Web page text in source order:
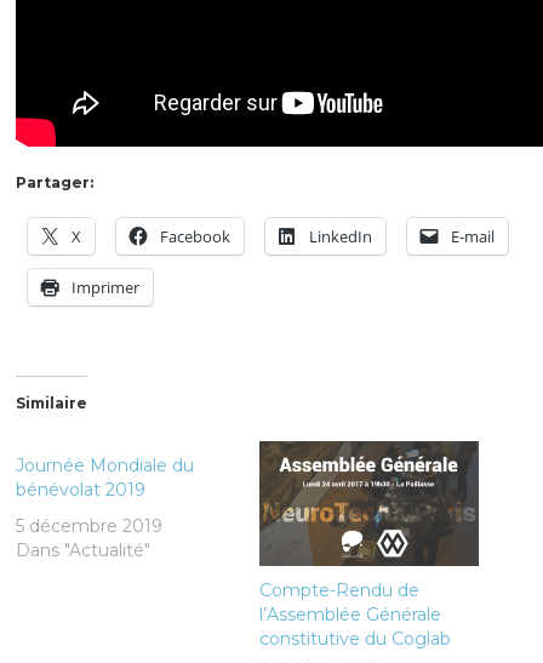
Partager:
X Facebook LinkedIn E-mail
Imprimer
Similaire
Journée Mondiale du
bénévolat 2019
5 décembre 2019
Dans "Actualité"
Compte-Rendu de
l’Assemblée Générale
constitutive du Coglab